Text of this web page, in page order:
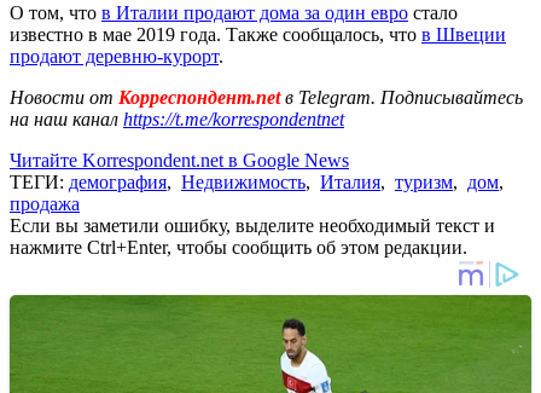
О том, что в Италии продают дома за один евро стало
известно в мае 2019 года. Также сообщалось, что в Швеции
продают деревню-курорт.
Новости от Корреспондент.netв Telegram. Подписывайтесь
на наш канал https://t.me/korrespondentnet
Читайте Korrespondent.net в Google News
ТЕГИ: демография, Недвижимость, Италия, туризм, дом,
продажа
Если вы заметили ошибку, выделите необходимый текст и
нажмите Ctrl+Enter, чтобы сообщить об этом редакции.